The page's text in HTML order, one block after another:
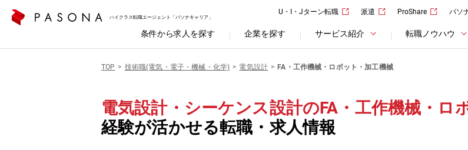
ハイクラス転職エージェント「パソナキャリア」
U・I・Jターン転職 派遣 ProShare パソ
条件から求人を探す 企業を探す サービス紹介 転職ノウハウ
TOP 技術職(電気・電子・機械・化学) 電気設計 FA・工作機械・ロボット・加工機械
電気設計・シーケンス設計のFA・工作機械・ロ
経験が活かせる転職・求人情報